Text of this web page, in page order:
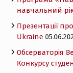
навчальний
Презентації
Ukraine
Обсерваторія
Конкурсу